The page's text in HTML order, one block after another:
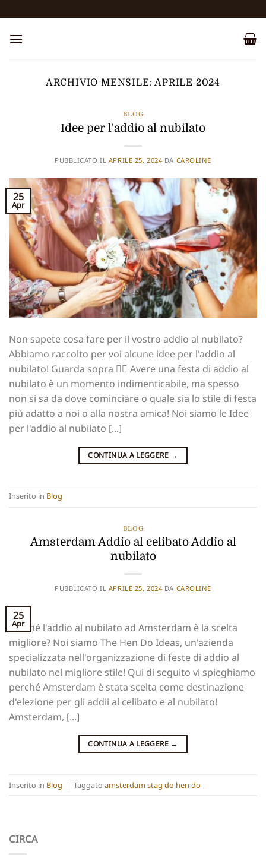
ai
contenuti
ARCHIVIO MENSILE:APRILE 2024
BLOG
Idee per l'addio al nubilato
PUBBLICATO IL APRILE 25, 2024 DA CAROLINE
25
Apr
Non sapete cosa fare per il vostro addio al nubilato?
Abbiamo raccolto per voi alcune idee per l'addio al
nubilato! Guarda sopra 👇🏻 Avere una festa di addio al
nubilato è un momento indimenticabile, ma spesso
non si sa da dove cominciare o quale sia lo stile di festa
più adatto a noi o alla nostra amica! Noi siamo le Idee
per l'addio al nubilato [...]
CONTINUA A LEGGERE →
Inserito in Blog
BLOG
Amsterdam Addio al celibato Addio al
nubilato
PUBBLICATO IL APRILE 25, 2024 DA CAROLINE
25
Apr
Perché l'addio al nubilato ad Amsterdam è la scelta
migliore? Noi siamo The Hen Do Ideas, un'azienda
specializzata nell'organizzazione di feste di addio al
nubilato nel migliore stile! Qui di seguito vi spieghiamo
perché Amsterdam è stata scelta come destinazione
d'elezione per gli addii al celibato e al nubilato!
Amsterdam, [...]
CONTINUA A LEGGERE →
Inserito in Blog | Taggato amsterdam stag do hen do
CIRCA